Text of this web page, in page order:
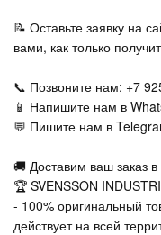
📝 Оставьте заявку на
вами, как только
📞 Позвоните нам: +7
📱 Напишите нам в
💬 Пишите нам в
🚚 Доставим ваш заказ
🏆 SVENSSON
- 100% оригинальный
действует на всей